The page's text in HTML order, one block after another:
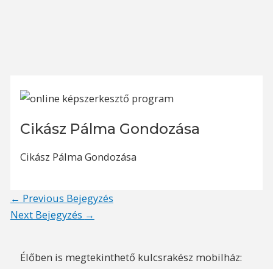
Cikász Pálma Gondozása
Cikász Pálma Gondozása
Post
navigation
← Previous Bejegyzés
Next Bejegyzés →
Élőben is megtekinthető kulcsrakész mobilház: